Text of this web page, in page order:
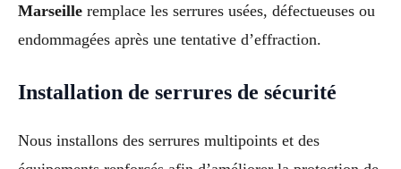
Marseille remplace les serrures usées, défectueuses ou
endommagées après une tentative d’effraction.
Installation de serrures de sécurité
Nous installons des serrures multipoints et des